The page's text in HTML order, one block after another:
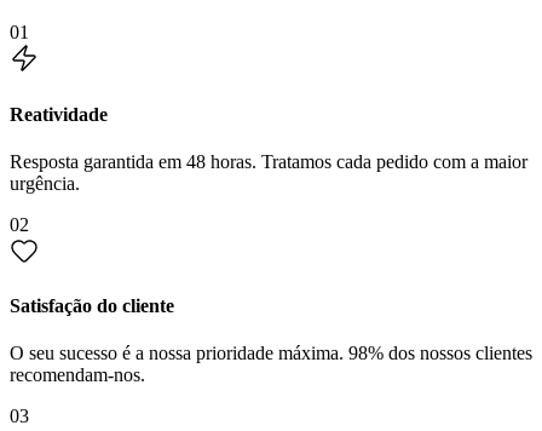
01
Reatividade
Resposta garantida em 48 horas. Tratamos cada pedido com a maior
urgência.
02
Satisfação do cliente
O seu sucesso é a nossa prioridade máxima. 98% dos nossos clientes
recomendam-nos.
03